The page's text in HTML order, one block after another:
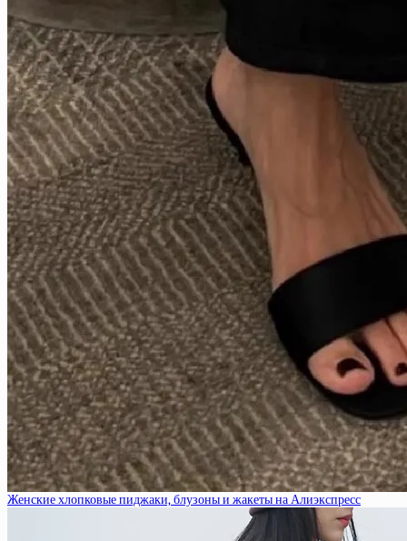
Женские хлопковые пиджаки, блузоны и жакеты на Алиэкспресс